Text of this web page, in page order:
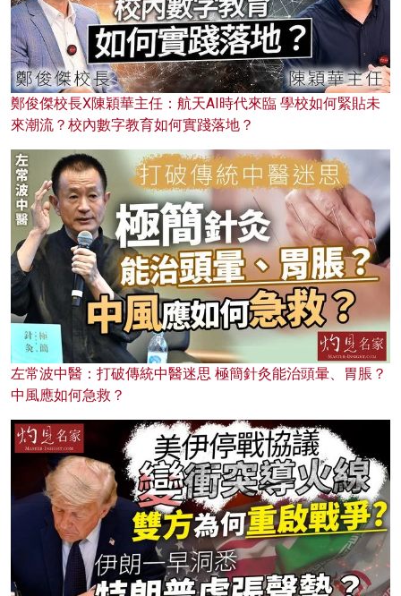
鄭俊傑校長X陳穎華主任：航天AI時代來臨 學校如何緊貼未
來潮流？校內數字教育如何實踐落地？
左常波中醫：打破傳統中醫迷思 極簡針灸能治頭暈、胃脹？
中風應如何急救？